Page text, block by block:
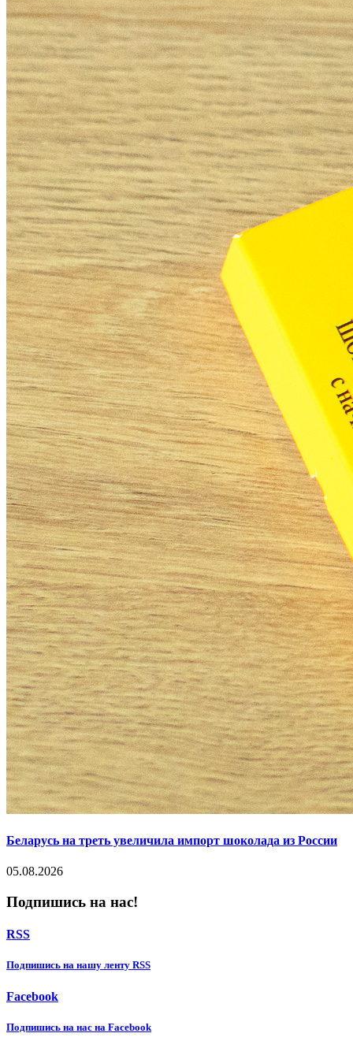
Беларусь на треть увеличила импорт шоколада из России
05.08.2026
Подпишись на нас!
RSS
Подпишиcь на нашу ленту RSS
Facebook
Подпишиcь на нас на Facebook